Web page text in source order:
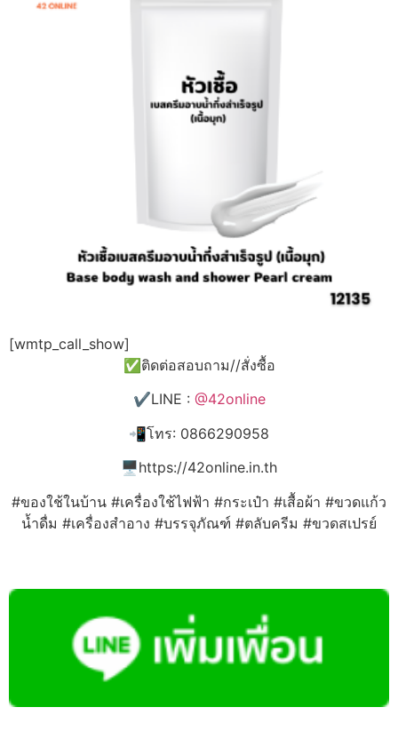
[wmtp_call_show]
✅ติดต่อสอบถาม//สั่งซื้อ
✔️LINE : @42online
📲โทร: 0866290958
🖥️https://42online.in.th
#ของใช้ในบ้าน #เครื่องใช้ไฟฟ้า #กระเป๋า #เสื้อผ้า #ขวดแก้ว
น้ำดื่ม #เครื่องสำอาง #บรรจุภัณฑ์ #ตลับครีม #ขวดสเปรย์